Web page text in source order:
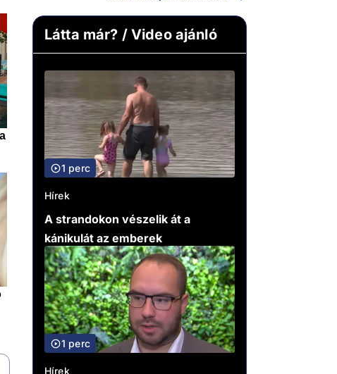
Látta már? / Video ajánló
1 perc
Hírek
A strandokon vészelik át a
kánikulát az emberek
1 perc
Hírek